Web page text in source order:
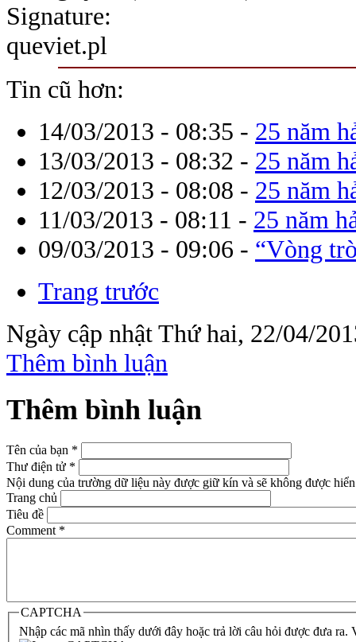
Signature:
queviet.pl
Tin cũ hơn:
14/03/2013 - 08:35 - 25 năm
13/03/2013 - 08:32 - 25 năm
12/03/2013 - 08:08 - 25 năm
11/03/2013 - 08:11 - 25 năm
09/03/2013 - 09:06 - “Vòng
Trang trước
Ngày cập nhật Thứ hai, 22/04/
Thêm bình luận
Thêm bình luận
Tên của bạn *
Thư điện tử *
Nội dung của trường dữ liệu này được giữ kín và sẽ không được
Trang chủ
Tiêu đề
Comment *
CAPTCHA
Nhập các mã nhìn thấy dưới đây hoặc trả lời câu hỏi được đưa ra.